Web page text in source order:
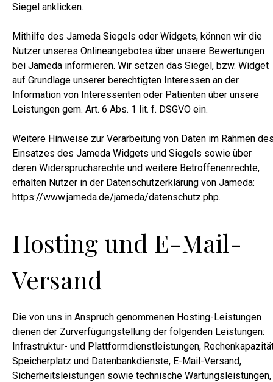
Siegel anklicken.
Mithilfe des Jameda Siegels oder Widgets, können wir die
Nutzer unseres Onlineangebotes über unsere Bewertungen
bei Jameda informieren. Wir setzen das Siegel, bzw. Widget
auf Grundlage unserer berechtigten Interessen an der
Information von Interessenten oder Patienten über unsere
Leistungen gem. Art. 6 Abs. 1 lit. f. DSGVO ein.
Weitere Hinweise zur Verarbeitung von Daten im Rahmen
Einsatzes des Jameda Widgets und Siegels sowie über
deren Widerspruchsrechte und weitere Betroffenenrechte,
erhalten Nutzer in der Datenschutzerklärung von Jameda:
https://www.jameda.de/jameda/datenschutz.php.
Hosting und E-Mail-
Versand
Die von uns in Anspruch genommenen Hosting-Leistungen
dienen der Zurverfügungstellung der folgenden Leistungen:
Infrastruktur- und Plattformdienstleistungen,
Speicherplatz und Datenbankdienste, E-Mail-Versand,
Sicherheitsleistungen sowie technische Wartungsleistungen,